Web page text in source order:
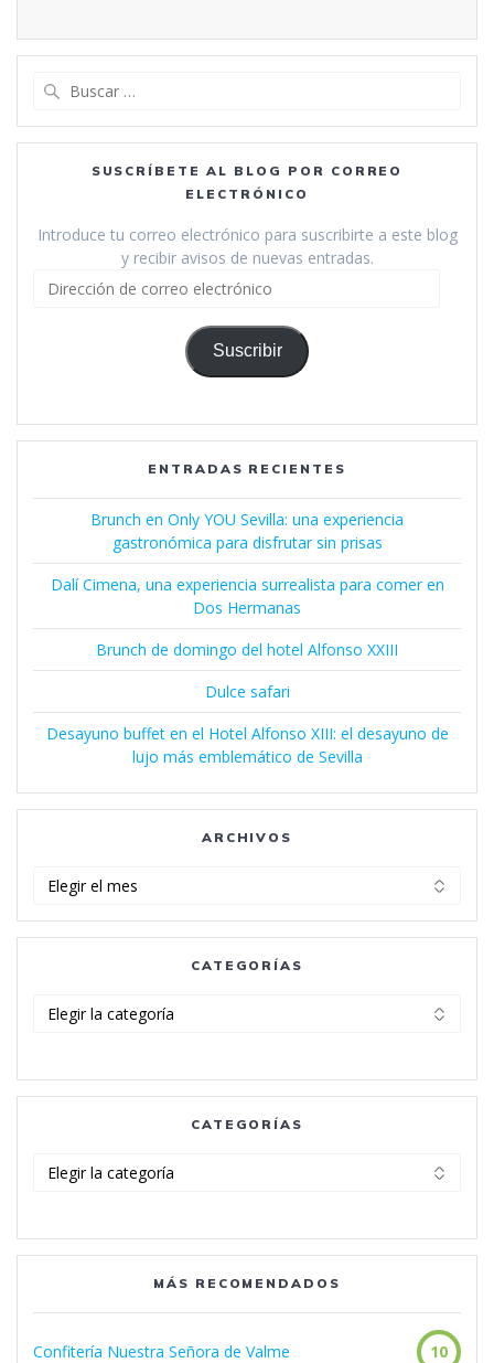
SUSCRÍBETE AL BLOG POR CORREO
ELECTRÓNICO
Introduce tu correo electrónico para suscribirte a este blog
y recibir avisos de nuevas entradas.
Dirección
de
correo
electrónico
Suscribir
ENTRADAS RECIENTES
Brunch en Only YOU Sevilla: una experiencia
gastronómica para disfrutar sin prisas
Dalí Cimena, una experiencia surrealista para comer en
Dos Hermanas
Brunch de domingo del hotel Alfonso XXIII
Dulce safari
Desayuno buffet en el Hotel Alfonso XIII: el desayuno de
lujo más emblemático de Sevilla
ARCHIVOS
CATEGORÍAS
CATEGORÍAS
MÁS RECOMENDADOS
Confitería Nuestra Señora de Valme 10